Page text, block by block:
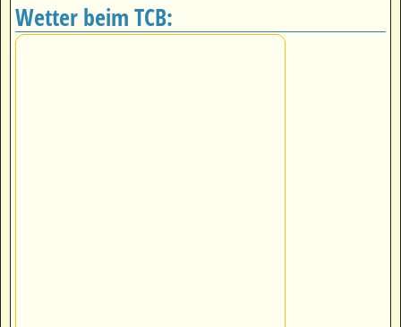
Wetter beim TCB: